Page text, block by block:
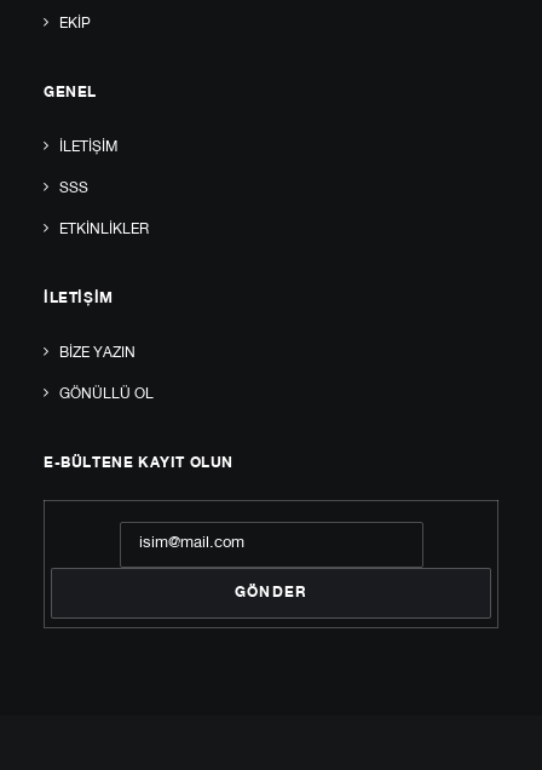
EKIP
GENEL
İLETIŞIM
SSS
ETKINLIKLER
İLETIŞIM
BIZE YAZIN
GÖNÜLLÜ OL
E-BÜLTENE KAYIT OLUN